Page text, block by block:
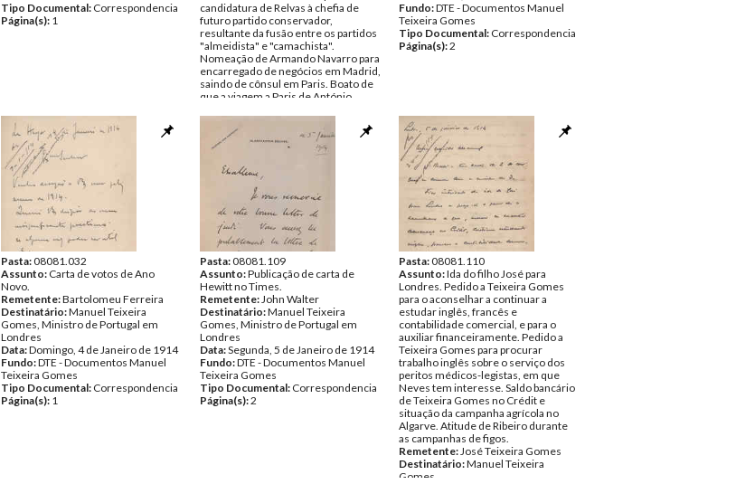
Tipo Documental: Correspondencia
Página(s): 1
candidatura de Relvas à chefia de
futuro partido conservador,
resultante da fusão entre os partidos
"almeidista" e "camachista".
Nomeação de Armando Navarro para
encarregado de negócios em Madrid,
saindo de cônsul em Paris. Boato de
que a viagem a Paris de António
João Chagas. Possível casamento de
Eusébio Leão. Pedido de indicação do
ofício em que Teixeira Gomes
os objectivos da diplomacia britânica.
Remetente:
Destinatário:Manuel Teixeira
Gomes, Ministro de Portugal em
Londres
Data: Sexta, 2 de Janeiro de 1914
Fundo:DTE - Documentos Manuel
Teixeira Gomes
Tipo Documental:Correspondencia
Página(s):3
Fundo:DTE - Documentos Manuel
Teixeira Gomes
Tipo Documental: Correspondencia
Página(s):2
Pasta:08081.032
Assunto: Carta de votos de Ano
Novo.
Remetente:Bartolomeu Ferreira
Destinatário:Manuel Teixeira
Gomes, Ministro de Portugal em
Londres
Data:Domingo, 4 de Janeiro de 1914
Fundo:DTE - Documentos Manuel
Teixeira Gomes
Tipo Documental: Correspondencia
Página(s): 1
Pasta:08081.109
Assunto:Publicação de carta de
Hewitt no Times.
Remetente:John Walter
Destinatário:Manuel Teixeira
Gomes, Ministro de Portugal em
Londres
Data:Segunda, 5 de Janeiro de 1914
Fundo:DTE - Documentos Manuel
Teixeira Gomes
Tipo Documental: Correspondencia
Página(s):2
Pasta:08081.110
Assunto:Ida do filho José para
Londres. Pedido a Teixeira Gomes
para o aconselhar a continuar a
estudar inglês, francês e
contabilidade comercial, e para o
auxiliar financeiramente. Pedido a
Teixeira Gomes para procurar
trabalho inglês sobre o serviço dos
peritos médicos-legistas, em que
Neves tem interesse. Saldo bancário
de Teixeira Gomes no Crédit e
situação da campanha agrícola no
Algarve. Atitude de Ribeiro durante
as campanhas de figos.
Remetente:José Teixeira Gomes
Destinatário:Manuel Teixeira
Gomes